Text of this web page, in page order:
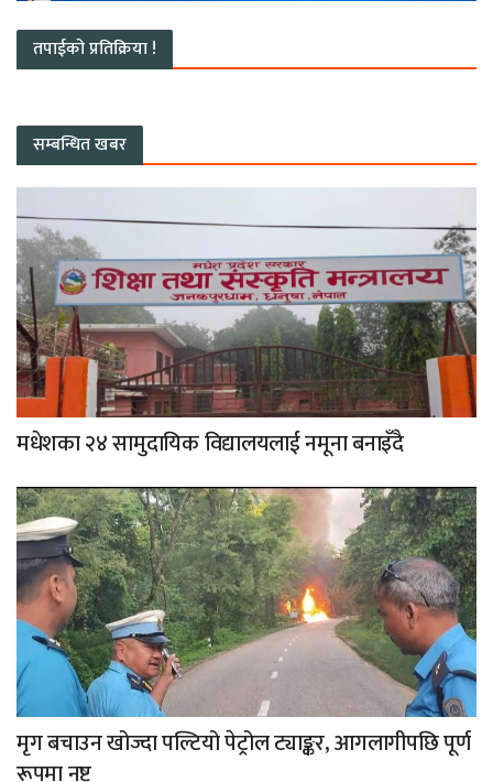
तपाईको प्रतिक्रिया !
सम्बन्धित खबर
मधेशका २४ सामुदायिक विद्यालयलाई नमूना बनाइँदै
मृग बचाउन खोज्दा पल्टियो पेट्रोल ट्याङ्कर, आगलागीपछि पूर्ण